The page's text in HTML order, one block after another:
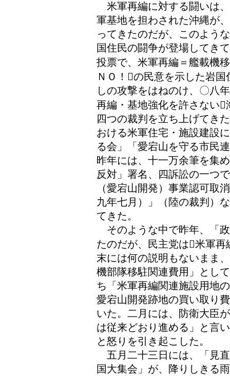
米軍再編に対する闘いは
軍基地を担わされた沖縄が
ってきたのだが、このよう
国住民の闘争が登場してき
投票で、米軍再編＝艦載機
ＮＯ！の民意を示した岩
しの攻撃をはねのけ、〇八
再編・基地強化を許さない
四つの裁判を立ち上げてき
おける米軍住宅・施設建設
る会」「愛宕山を守る市民
昨年には、十一万余筆を集
反対」署名、四訴訟の一つ
（愛宕山開発）事業認可取
九年七月）」（陸の裁判）
てきた。
そのような中で昨年、「
たのだが、民主党は米軍
末には何の説明もないまま
機部隊移駐関連費用」とし
ち「米軍再編関連施設用地
愛宕山開発跡地の買い取り
いた。二月には、防衛大臣
は従来どおり進める」と言
と怒りを引き起こした。
五月二十三日には、「見
国大集会」が、降りしきる